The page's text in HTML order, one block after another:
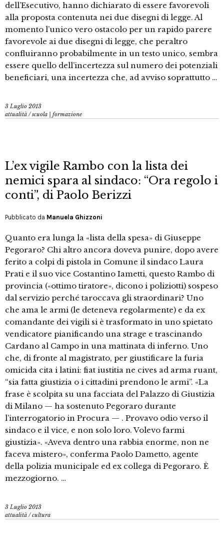
dell’Esecutivo, hanno dichiarato di essere favorevoli
alla proposta contenuta nei due disegni di legge. Al
momento l’unico vero ostacolo per un rapido parere
favorevole ai due disegni di legge, che peraltro
confluiranno probabilmente in un testo unico, sembra
essere quello dell’incertezza sul numero dei potenziali
beneficiari, una incertezza che, ad avviso soprattutto …
3 Luglio 2013
attualità /scuola | formazione
L’ex vigile Rambo con la lista dei
nemici spara al sindaco: “Ora regolo i
conti”, di Paolo Berizzi
Pubblicato da Manuela Ghizzoni
Quanto era lunga la «lista della spesa» di Giuseppe
Pegoraro? Chi altro ancora doveva punire, dopo avere
ferito a colpi di pistola in Comune il sindaco Laura
Prati e il suo vice Costantino Iametti, questo Rambo di
provincia («ottimo tiratore», dicono i poliziotti) sospeso
dal servizio perché taroccava gli straordinari? Uno
che ama le armi (le deteneva regolarmente) e da ex
comandante dei vigili si è trasformato in uno spietato
vendicatore pianificando una strage e trascinando
Cardano al Campo in una mattinata di inferno. Uno
che, di fronte al magistrato, per giustificare la furia
omicida cita i latini: fiat iustitia ne cives ad arma ruant,
“sia fatta giustizia o i cittadini prendono le armi”. «La
frase è scolpita su una facciata del Palazzo di Giustizia
di Milano — ha sostenuto Pegoraro durante
l’interrogatorio in Procura — . Provavo odio verso il
sindaco e il vice, e non solo loro. Volevo farmi
giustizia». «Aveva dentro una rabbia enorme, non ne
faceva mistero», conferma Paolo Dametto, agente
della polizia municipale ed ex collega di Pegoraro. È
mezzogiorno. …
3 Luglio 2013
attualità /cultura